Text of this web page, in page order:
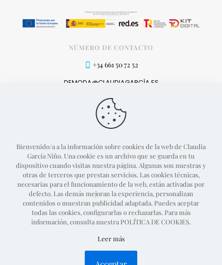
NÚMERO DE CONTACTO
+34 661 50 72 52
DEMODA@CLAUDIAGARCÍA.ES
MÉTODOS DE PAGO
Bienvenido/a a la información sobre cookies de la web de Claudia
García Niño. Una cookie es un archivo que se guarda en tu
dispositivo cuando visitas nuestra página. Algunas son nuestras y
otras de terceros que prestan servicios. Las cookies técnicas,
necesarias para el funcionamiento de la web, están activadas por
defecto. Las demás mejoran la experiencia, personalizan
contenidos o muestran publicidad adaptada. Puedes aceptar
todas las cookies, configurarlas o rechazarlas. Para más
información, consulta nuestra POLÍTICA DE COOKIES.
Leer más